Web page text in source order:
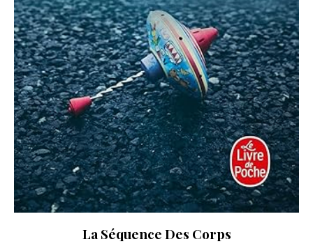
La Séquence Des Corps